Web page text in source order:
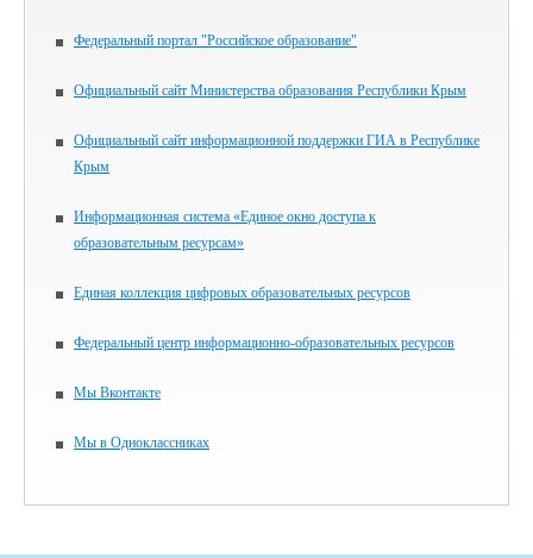
Федеральный портал "Российское образование"
Официальный сайт Министерства образования Республики Крым
Официальный сайт информационной поддержки ГИА в Республике
Крым
Информационная система «Единое окно доступа к
образовательным ресурсам»
Единая коллекция цифровых образовательных ресурсов
Федеральный центр информационно-образовательных ресурсов
Мы Вконтакте
Мы в Одноклассниках